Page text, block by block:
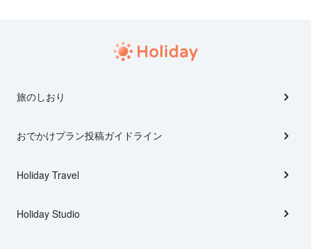
旅のしおり
おでかけプラン投稿ガイドライン
Holiday Travel
Holiday Studio